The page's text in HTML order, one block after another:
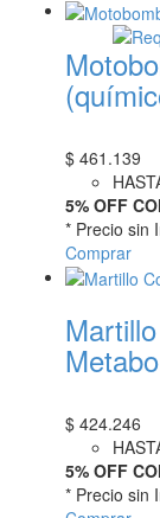
$ 461.139
5% OFF
* Precio sin
Comprar
Metabo
$ 424.246
5% OFF
* Precio sin